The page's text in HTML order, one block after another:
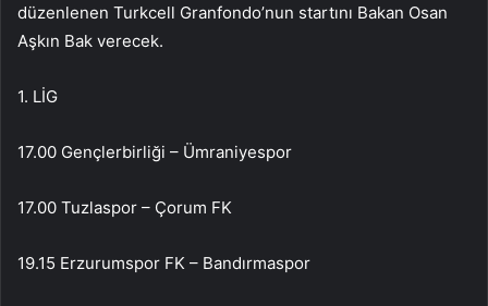
düzenlenen Turkcell Granfondo’nun startını Bakan Osan
Aşkın Bak verecek.
1. LİG
17.00 Gençlerbirliği – Ümraniyespor
17.00 Tuzlaspor – Çorum FK
19.15 Erzurumspor FK – Bandırmaspor